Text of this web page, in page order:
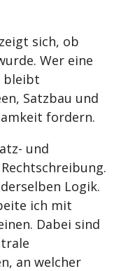
sich, ob
Wer eine
bleibt
Satzbau und
fordern.
und
Logik.
ich mit
Dabei sind
an welcher